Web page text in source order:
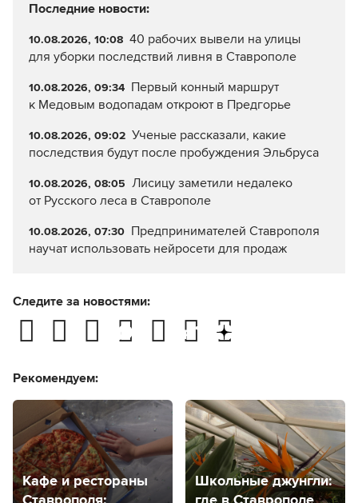
Последние новости:
10.08.2026, 10:08 40 рабочих вывели на улицы
для уборки последствий ливня в Ставрополе
10.08.2026, 09:34 Первый конный маршрут
к Медовым водопадам откроют в Предгорье
10.08.2026, 09:02 Ученые рассказали, какие
последствия будут после пробуждения Эльбруса
10.08.2026, 08:05 Лисицу заметили недалеко
от Русского леса в Ставрополе
10.08.2026, 07:30 Предпринимателей Ставрополя
научат использовать нейросети для продаж
Следите за новостями:
Рекомендуем:
Кафе и рестораны
Школьные джунгли: